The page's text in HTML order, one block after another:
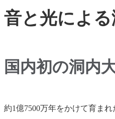
音と光によ
国内初の洞内
約1億7500万年をかけて育ま